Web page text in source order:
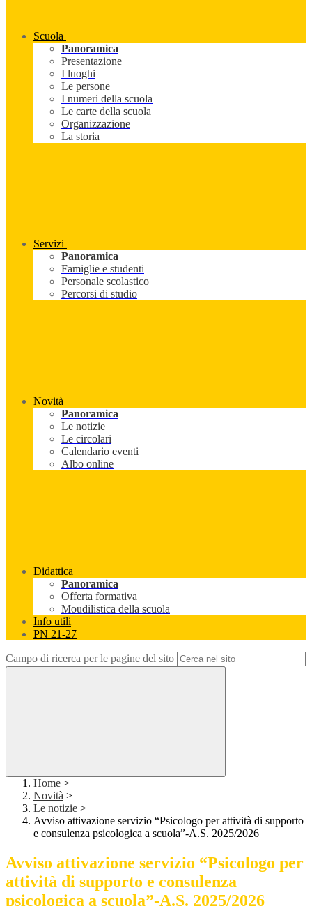
Scuola
Panoramica
Presentazione
I luoghi
Le persone
I numeri della scuola
Le carte della scuola
Organizzazione
La storia
Servizi
Panoramica
Famiglie e studenti
Personale scolastico
Percorsi di studio
Novità
Panoramica
Le notizie
Le circolari
Calendario eventi
Albo online
Didattica
Panoramica
Offerta formativa
Moudilistica della scuola
Info utili
PN 21-27
Campo di ricerca per le pagine del sito
Home >
Novità >
Le notizie >
Avviso attivazione servizio “Psicologo per attività di supporto
e consulenza psicologica a scuola”-A.S. 2025/2026
Avviso attivazione servizio “Psicologo per
attività di supporto e consulenza
psicologica a scuola”-A.S. 2025/2026